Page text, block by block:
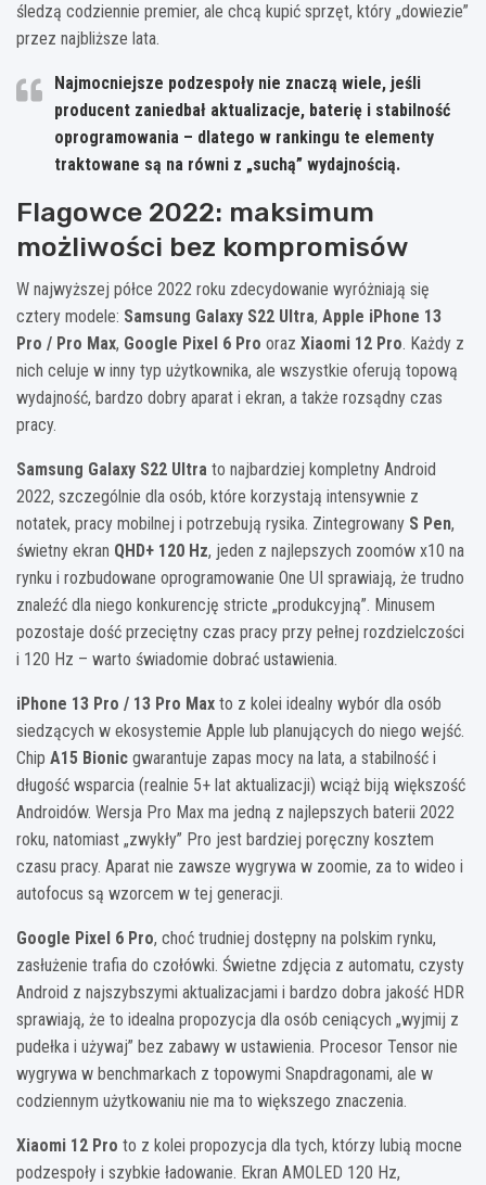
śledzą codziennie premier, ale chcą kupić sprzęt, który „dowiezie”
przez najbliższe lata.
Najmocniejsze podzespoły nie znaczą wiele, jeśli
producent zaniedbał aktualizacje, baterię i stabilność
oprogramowania – dlatego w rankingu te elementy
traktowane są na równi z „suchą” wydajnością.
Flagowce 2022: maksimum
możliwości bez kompromisów
W najwyższej półce 2022 roku zdecydowanie wyróżniają się
cztery modele: Samsung Galaxy S22 Ultra, Apple iPhone 13
Pro / Pro Max, Google Pixel 6 Pro oraz Xiaomi 12 Pro. Każdy z
nich celuje w inny typ użytkownika, ale wszystkie oferują topową
wydajność, bardzo dobry aparat i ekran, a także rozsądny czas
pracy.
Samsung Galaxy S22 Ultra to najbardziej kompletny Android
2022, szczególnie dla osób, które korzystają intensywnie z
notatek, pracy mobilnej i potrzebują rysika. Zintegrowany S Pen,
świetny ekran QHD+ 120 Hz, jeden z najlepszych zoomów x10 na
rynku i rozbudowane oprogramowanie One UI sprawiają, że trudno
znaleźć dla niego konkurencję stricte „produkcyjną”. Minusem
pozostaje dość przeciętny czas pracy przy pełnej rozdzielczości
i 120 Hz – warto świadomie dobrać ustawienia.
iPhone 13 Pro / 13 Pro Max to z kolei idealny wybór dla osób
siedzących w ekosystemie Apple lub planujących do niego wejść.
Chip A15 Bionic gwarantuje zapas mocy na lata, a stabilność i
długość wsparcia (realnie 5+ lat aktualizacji) wciąż biją większość
Androidów. Wersja Pro Max ma jedną z najlepszych baterii 2022
roku, natomiast „zwykły” Pro jest bardziej poręczny kosztem
czasu pracy. Aparat nie zawsze wygrywa w zoomie, za to wideo i
autofocus są wzorcem w tej generacji.
Google Pixel 6 Pro, choć trudniej dostępny na polskim rynku,
zasłużenie trafia do czołówki. Świetne zdjęcia z automatu, czysty
Android z najszybszymi aktualizacjami i bardzo dobra jakość HDR
sprawiają, że to idealna propozycja dla osób ceniących „wyjmij z
pudełka i używaj” bez zabawy w ustawienia. Procesor Tensor nie
wygrywa w benchmarkach z topowymi Snapdragonami, ale w
codziennym użytkowaniu nie ma to większego znaczenia.
Xiaomi 12 Pro to z kolei propozycja dla tych, którzy lubią mocne
podzespoły i szybkie ładowanie. Ekran AMOLED 120 Hz,